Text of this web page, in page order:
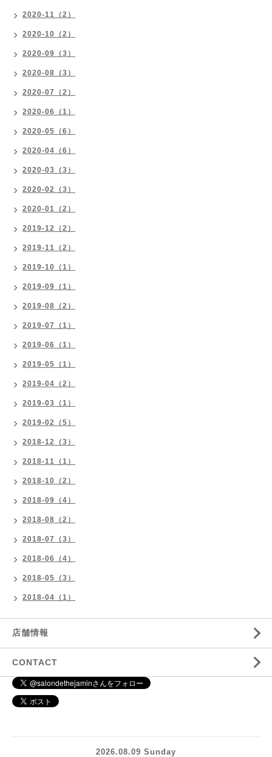
2020-11（2）
2020-10（2）
2020-09（3）
2020-08（3）
2020-07（2）
2020-06（1）
2020-05（6）
2020-04（6）
2020-03（3）
2020-02（3）
2020-01（2）
2019-12（2）
2019-11（2）
2019-10（1）
2019-09（1）
2019-08（2）
2019-07（1）
2019-06（1）
2019-05（1）
2019-04（2）
2019-03（1）
2019-02（5）
2018-12（3）
2018-11（1）
2018-10（2）
2018-09（4）
2018-08（2）
2018-07（3）
2018-06（4）
2018-05（3）
2018-04（1）
店舗情報
CONTACT
2026.08.09 Sunday